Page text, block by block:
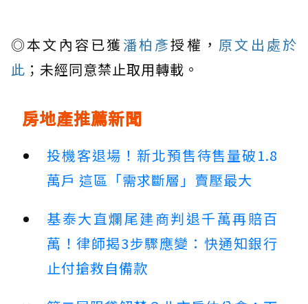
◎本文內容已獲潘柏彥授權， 原文出處於
此 ；未經同意禁止取用轉載。
房地產推薦新聞
投機客退場！新北預售待售量破1.8
萬戶 這區「需求斷層」賣壓最大
基泰大直爛尾建商判退千萬再賠百
萬！律師揭3步驟應變：快通知銀行
止付搶救自備款